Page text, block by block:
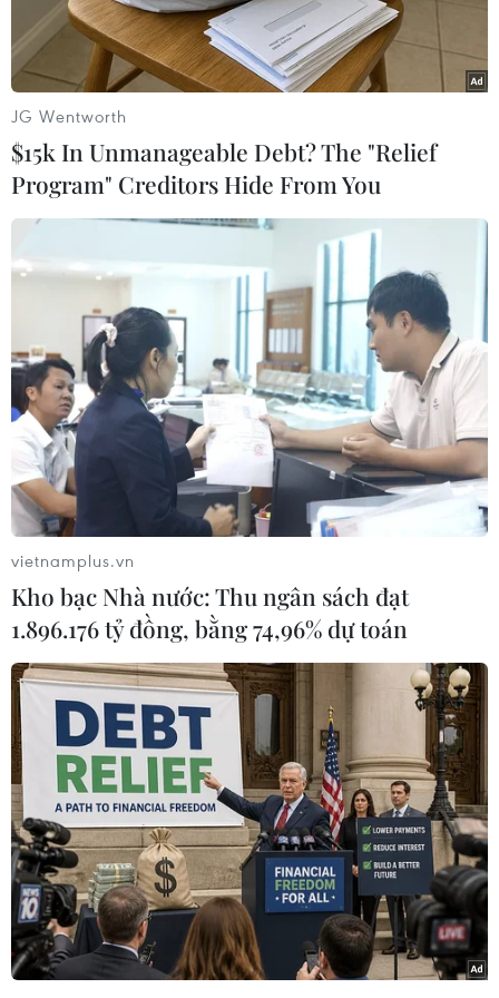
Các chiến sỹ Đội K72 đang đào tìm và cất bốc các phần mộ liệt
sỹ tại khu vực Nông trường 1 - Công ty cao su Lộc Ninh, thuộc
địa bàn ấp Măng Cải, xã Lộc Thiện, huyện Lộc Ninh, tỉnh Bình
Phước. (Nguồn: TTXVN phát)
Ngày 29/3, Thượng tá Nguyễn Ngọc Ánh, Chính
trị viên Đội quy tập hài cốt liệt sỹ (Đội K72), Bộ
Chỉ huy Quân sự tỉnh Bình Phước cho biết tiếp
tục công tác tìm kiếm hài cốt liệt sỹ tại khu vực
rừng cao su thuộc ấp Măng Cải, xã Lộc Thiện,
huyện Lộc Ninh, từ chiều 27 đến hết ngày 28/3,
đơn vị đã phát hiện thêm 8 bộ hài cốt liệt sỹ.
Quá trình đào tìm, Đội K72 phát hiện có 4 liệt sỹ
được chôn theo từng mộ riêng lẻ và một mộ
chôn tập thể gồm 4 hài cốt liệt sỹ.
Đơn vị quy tập đã tìm thấy xương sọ, răng,
xương chân tay, cùng các di vật của liệt sỹ như:
dép cao su, cúc áo, lựu đạn, nhiều đoạn dây
điện, một đồng hồ đeo tay dây da.
Như vậy, từ đầu tháng 3/2021 đến nay, Đội K72
JG Wentworth
$15k In Unmanageable Debt? The "Relief
Program" Creditors Hide From You
vietnamplus.vn
Kho bạc Nhà nước: Thu ngân sách đạt
1.896.176 tỷ đồng, bằng 74,96% dự toán